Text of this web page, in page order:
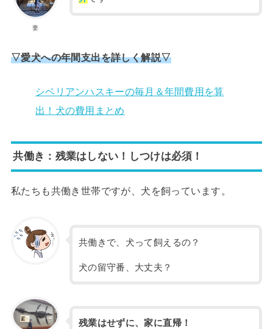
妻
▽愛犬への年間支出を詳しく解説▽
シベリアンハスキーの毎月＆年間費用を算
出！犬の費用まとめ
共働き：残業はしない！しつけは必須！
私たちも共働き世帯ですが、犬を飼っています。
共働きで、犬って飼えるの？
犬の留守番、大丈夫？
残業はせずに、家に直帰！